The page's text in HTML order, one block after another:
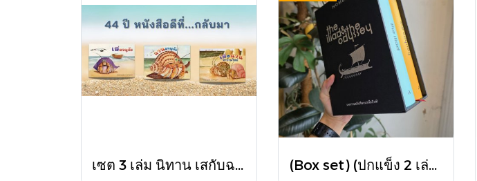
เซต 3 เล่ม นิทาน เสกับฉวนหาบ้านใหม่ + เสผจญภัย + ฉวนผจญภัย / ศรีสุรางค์ พูลทรัพย์ / ขวัญเจ้าเอย (Box set) (ปกแข็ง 2 เล่ม) มหากาพย์อิเลียดและโอดิสซี The Iliad & The Odyssey (ปกแข็ง 2 เล่ม) / โฮเมอร์ Homer / เวธัส, สุริยฉัตร / ทับหนังสือ